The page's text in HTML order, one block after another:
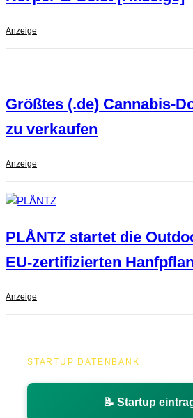
Anzeige
Größtes (.de) Cannabis-
zu verkaufen
Anzeige
PLÅNTZ startet die
EU-zertifizierten
Anzeige
STARTUP DATENBANK
📝 Startup